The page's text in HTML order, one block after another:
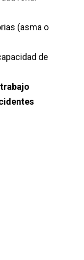
(asma o
de
trabajo